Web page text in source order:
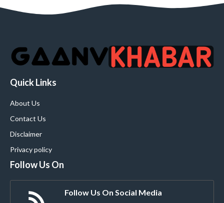
Quick Links
About Us
Contact Us
Disclaimer
Privacy policy
Follow Us On
Follow Us On Social Media